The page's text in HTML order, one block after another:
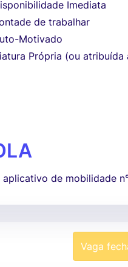
Imediata
de trabalhar
Motivado
Própria (ou atribuída
aplicativo de mobilidade
Vaga